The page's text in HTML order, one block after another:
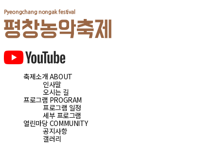
축제소개 ABOUT
인사말
오시는 길
프로그램 PROGRAM
프로그램 일정
세부 프로그램
열린마당 COMMUNITY
공지사항
갤러리